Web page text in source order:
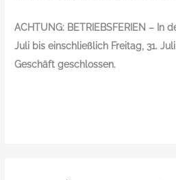
ACHTUNG: BETRIEBSFERIEN – In
Juli bis einschließlich Freitag, 31.
Geschäft geschlossen.